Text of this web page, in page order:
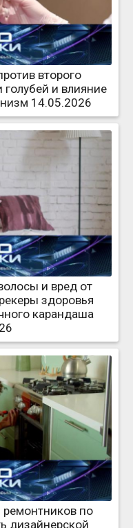
второго
голубей и влияние
14.05.2026
и вред от
здоровья
карандаша
по
дизайнерской